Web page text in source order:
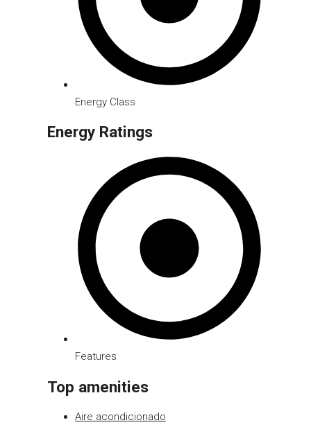
Energy Class
Energy Ratings
Features
Top amenities
Aire acondicionado